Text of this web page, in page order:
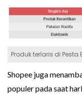
Produk terlaris di
Shopee juga
populer pada saat